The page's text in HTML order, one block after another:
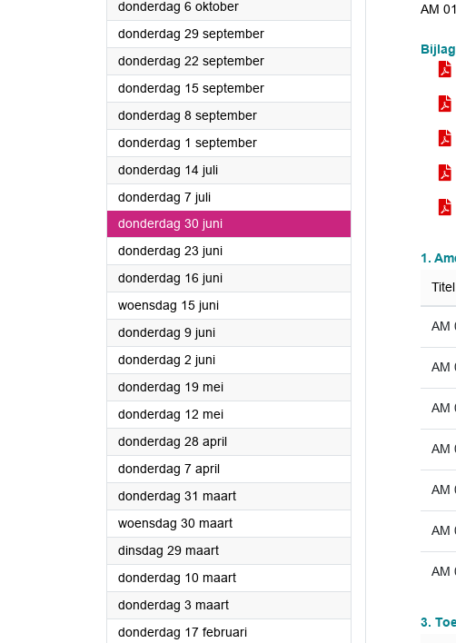
donderdag 6 oktober2022
donderdag 29 september2022
donderdag 22 september2022
donderdag 15 september2022
donderdag 8 september2022
donderdag 1 september2022
donderdag 14 juli2022
donderdag 7 juli2022
donderdag 30 juni2022
donderdag 23 juni2022
donderdag 16 juni2022
woensdag 15 juni2022
donderdag 9 juni2022
donderdag 2 juni2022
donderdag 19 mei2022
donderdag 12 mei2022
donderdag 28 april2022
donderdag 7 april2022
donderdag 31 maart2022
woensdag 30 maart2022
dinsdag 29 maart2022
donderdag 10 maart2022
donderdag 3 maart2022
donderdag 17 februari2022
AM
1.
Titel
AM
AM
AM
AM
AM
AM
AM
3.